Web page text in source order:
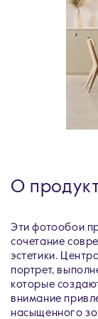
О
Эти фотообои
сочетание
эстетики.
портрет,
которые
внимание
насыщенного